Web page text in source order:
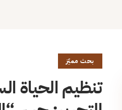
بحث مميّز
تنظيم الحياة